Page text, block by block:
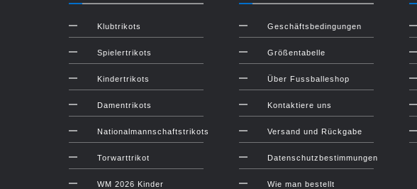
Klubtrikots
Spielertrikots
Kindertrikots
Damentrikots
Nationalmannschaftstrikots
Torwarttrikot
WM 2026 Kinder
Geschäftsbedingungen
Größentabelle
Über Fussballeshop
Kontaktiere uns
Versand und Rückgabe
Datenschutzbestimmungen
Wie man bestellt